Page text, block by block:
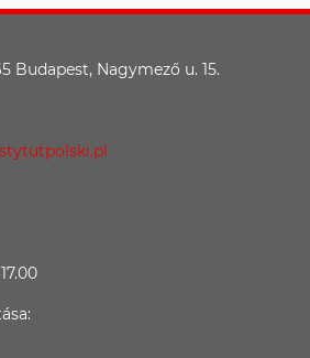
Budapest, Nagymező u. 15.